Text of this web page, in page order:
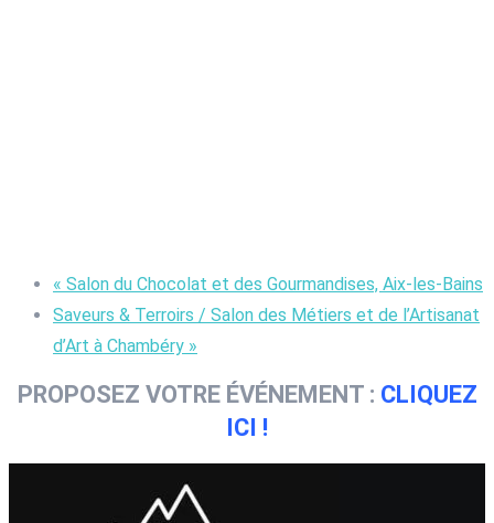
« Salon du Chocolat et des Gourmandises, Aix-les-Bains
Saveurs & Terroirs / Salon des Métiers et de l’Artisanat
d’Art à Chambéry »
PROPOSEZ VOTRE ÉVÉNEMENT : CLIQUEZ
ICI !